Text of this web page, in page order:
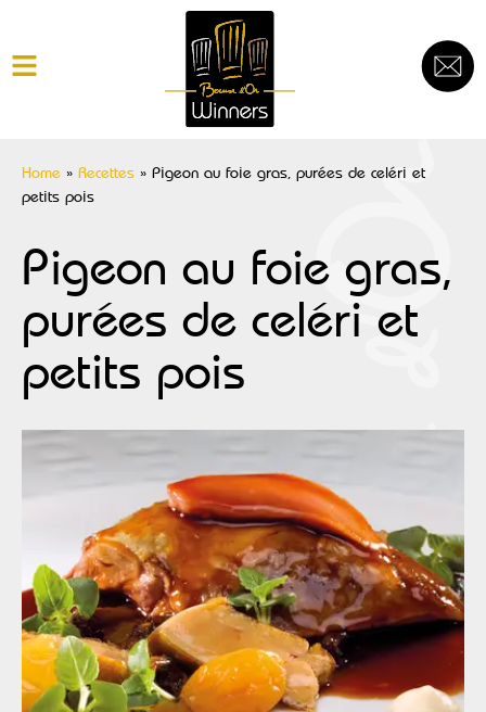
Home » Recettes » Pigeon au foie gras, purées de celéri et
petits pois
Pigeon au foie gras,
purées de celéri et
petits pois